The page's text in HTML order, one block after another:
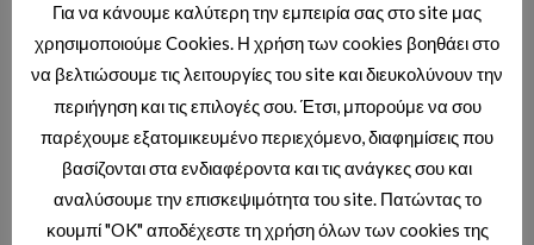
Add to wishlist
ΠΑΙΔΙΚΑ ΣΕΤ
DUCKY JOYFUL ΠΙΓΚΑΛ (BR
20216Y)
Add to wishlist
ΠΑΙΔΙΚΑ ΣΕΤ
DUCKY FICUS ΜΠΑΤΑΡΙΑ
ΝΙΠΤΗΡΟΣ YELLOW (FC
Για να κάνουμε καλύτερη την εμπειρία σας στο site μας
χρησιμοποιούμε Cookies. Η χρήση των cookies βοηθάει στο
να βελτιώσουμε τις λειτουργίες του site και διευκολύνουν την
περιήγηση και τις επιλογές σου. Έτσι, μπορούμε να σου
παρέχουμε εξατομικευμένο περιεχόμενο, διαφημίσεις που
βασίζονται στα ενδιαφέροντα και τις ανάγκες σου και
αναλύσουμε την επισκεψιμότητα του site. Πατώντας το
κουμπί "OK" αποδέχεστε τη χρήση όλων των cookies της